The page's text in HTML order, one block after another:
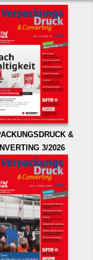
&
3/2026